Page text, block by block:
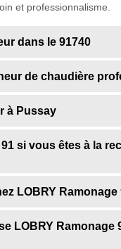
et professionnalisme.
dans le 91740
de chaudière
à Pussay
si vous êtes à la
LOBRY Ramonage
LOBRY